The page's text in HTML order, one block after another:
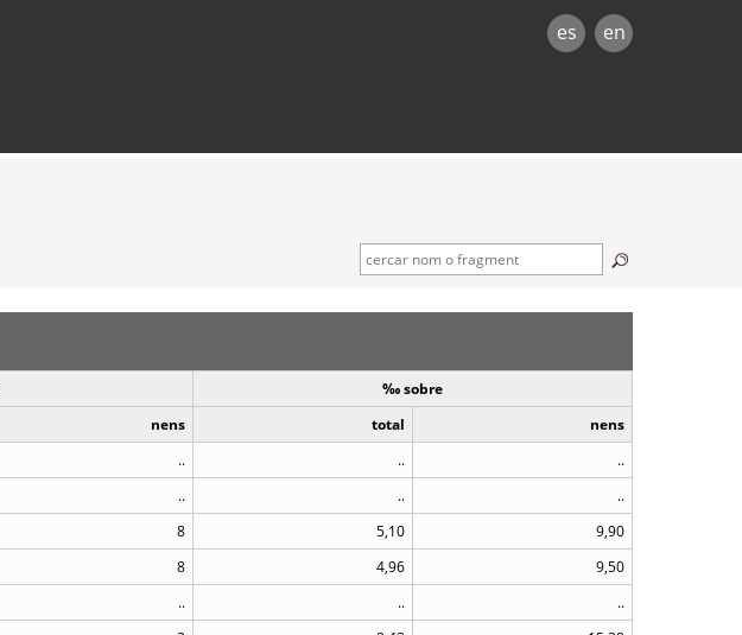
es en
‰ sobre
nens total
nens
.. ..
..
.. ..
..
8 5,10
9,90
8 4,96
9,50
.. ..
..